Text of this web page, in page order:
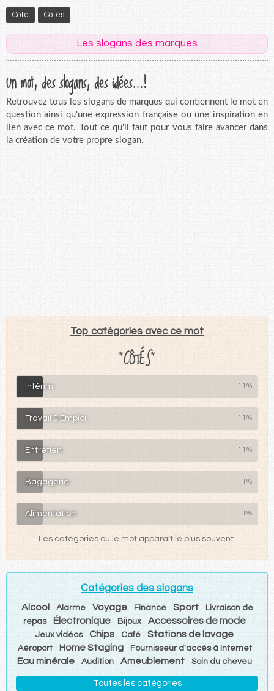
Côté Côtés
Les slogans des marques
Un mot, des slogans, des idées...!
Retrouvez tous les slogans de marques qui contiennent le mot en
question ainsi qu'une expression française ou une inspiration en
lien avec ce mot. Tout ce qu'il faut pour vous faire avancer dans
la création de votre propre slogan.
Top catégories avec ce mot
"CÔTÉS"
Intérim 11%
Travail & Emploi 11%
Entretien 11%
Bagagerie 11%
Alimentation 11%
Les catégories où le mot apparaît le plus souvent.
Catégories des slogans
Alcool Alarme Voyage Finance Sport
Livraison de
repas
Électronique Bijoux Accessoires de mode
Jeux vidéos Chips Café Stations de lavage
Aéroport Home Staging Fournisseur d'accès à Internet
Eau minérale Audition Ameublement Soin du cheveu
Toutes les catégories